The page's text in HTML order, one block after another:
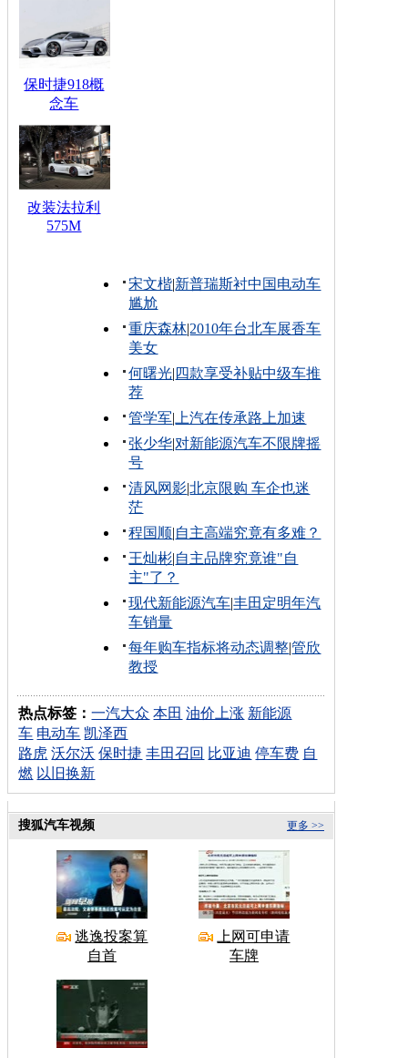
保时捷918概
念车
改装法拉利
575M
宋文楷|新普瑞斯衬中国电动车
尴尬
重庆森林|2010年台北车展香车
美女
何曙光| 四款享受补贴中级车推
荐
管学军| 上汽在传承路上加速
张少华|对新能源汽车不限牌摇
号
清风网影|北京限购 车企也迷
茫
程国顺|自主高端究竟有多难？
王灿彬|自主品牌究竟谁"自
主"了？
现代新能源汽车|丰田定明年汽
车销量
每年购车指标将动态调整|管欣
教授
热点标签：一汽大众 本田 油价上涨 新能源
车 电动车 凯泽西
路虎 沃尔沃 保时捷 丰田召回 比亚迪 停车费 自
燃 以旧换新
更多 >>
搜狐汽车视频
逃逸投案算
自首
上网可申请
车牌